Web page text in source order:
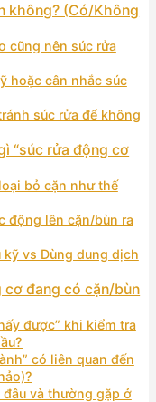
không? (Có/Không
cũng nên súc rửa
hoặc cân nhắc súc
súc rửa để không
“súc rửa động cơ
bỏ cặn như thế
động lên cặn/bùn ra
kỹ vs Dùng dung dịch
cơ đang có cặn/bùn
được” khi kiểm tra
có liên quan đến
và thường gặp ở